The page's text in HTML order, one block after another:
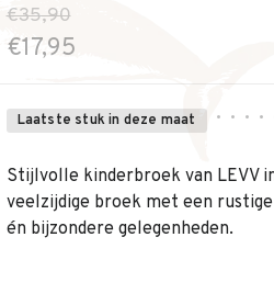
€35,90
€17,95
Laatste stuk in deze maat • • • •
Stijlvolle kinderbroek van LEVV
veelzijdige broek met een
én bijzondere gelegenheden.